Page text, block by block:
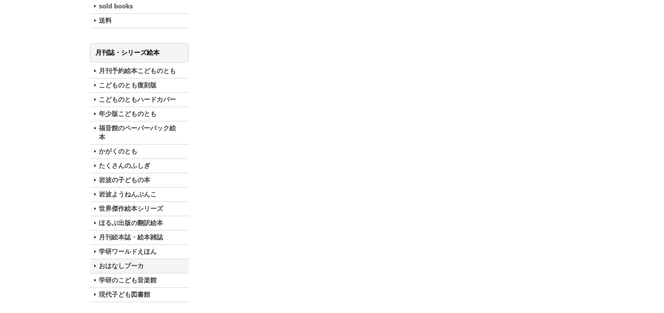
sold books
送料
月刊誌・シリーズ絵本
月刊予約絵本こどものとも
こどものとも復刻版
こどものともハードカバー
年少版こどものとも
福音館のペーパーバック絵
本
かがくのとも
たくさんのふしぎ
岩波の子どもの本
岩波ようねんぶんこ
世界傑作絵本シリーズ
ほるぷ出版の翻訳絵本
月刊絵本誌・絵本雑誌
学研ワールドえほん
おはなしプーカ
学研のこども音楽館
現代子ども図書館